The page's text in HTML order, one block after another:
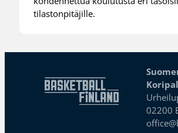
tilastonpitäjille.
02200